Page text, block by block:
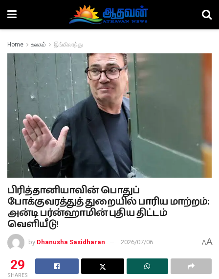
Home உலகம் இங்கிலாந்து
பிரித்தானியாவின் பொதுப்
போக்குவரத்துத் துறையில் பாரிய மாற்றம்:
அன்டி பர்ன்ஹாமின் புதிய திட்டம்
வெளியீடு!
by Dhanusha Sasidharan 2026/07/06 AA
29
SHARES